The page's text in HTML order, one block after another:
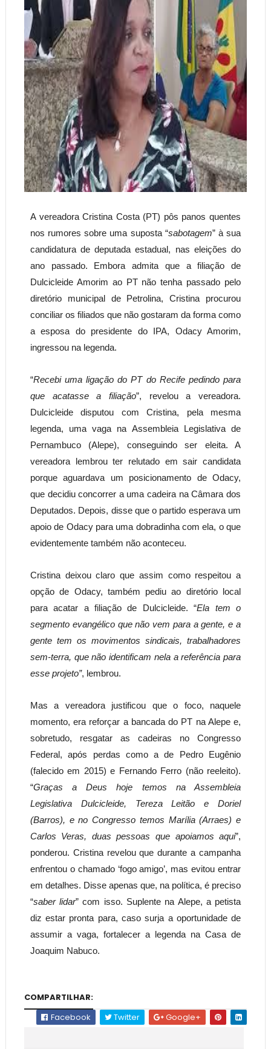
A vereadora Cristina Costa (PT) pôs panos quentes
nos rumores sobre uma suposta “sabotagem” à sua
candidatura de deputada estadual, nas eleições do
ano passado. Embora admita que a filiação de
Dulcicleide Amorim ao PT não tenha passado pelo
diretório municipal de Petrolina, Cristina procurou
conciliar os filiados que não gostaram da forma como
a esposa do presidente do IPA, Odacy Amorim,
ingressou na legenda.
“Recebi uma ligação do PT do Recife pedindo para
que acatasse a filiação”, revelou a vereadora.
Dulcicleide disputou com Cristina, pela mesma
legenda, uma vaga na Assembleia Legislativa de
Pernambuco (Alepe), conseguindo ser eleita. A
vereadora lembrou ter relutado em sair candidata
porque aguardava um posicionamento de Odacy,
que decidiu concorrer a uma cadeira na Câmara dos
Deputados. Depois, disse que o partido esperava um
apoio de Odacy para uma dobradinha com ela, o que
evidentemente também não aconteceu.
Cristina deixou claro que assim como respeitou a
opção de Odacy, também pediu ao diretório local
para acatar a filiação de Dulcicleide. “Ela tem o
segmento evangélico que não vem para a gente, e a
gente tem os movimentos sindicais, trabalhadores
sem-terra, que não identificam nela a referência para
esse projeto”, lembrou.
Mas a vereadora justificou que o foco, naquele
momento, era reforçar a bancada do PT na Alepe e,
sobretudo, resgatar as cadeiras no Congresso
Federal, após perdas como a de Pedro Eugênio
(falecido em 2015) e Fernando Ferro (não reeleito).
“Graças a Deus hoje temos na Assembleia
Legislativa Dulcicleide, Tereza Leitão e Doriel
(Barros), e no Congresso temos Marília (Arraes) e
Carlos Veras, duas pessoas que apoiamos aqui”,
ponderou. Cristina revelou que durante a campanha
enfrentou o chamado ‘fogo amigo’, mas evitou entrar
em detalhes. Disse apenas que, na política, é preciso
“saber lidar” com isso. Suplente na Alepe, a petista
diz estar pronta para, caso surja a oportunidade de
assumir a vaga, fortalecer a legenda na Casa de
Joaquim Nabuco.
COMPARTILHAR:
Facebook
Twitter Google+